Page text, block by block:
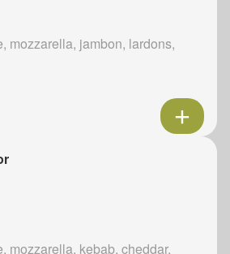
mozzarella, jambon, lardons,
mozzarella, kebab, cheddar,